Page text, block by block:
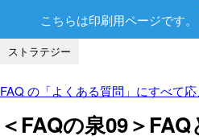
こちらは印刷用ページです。
ストラテジー
FAQ の「よくある質問」にすべて
＜FAQの泉09＞